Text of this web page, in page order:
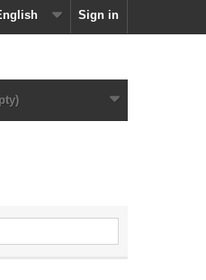
Sign in